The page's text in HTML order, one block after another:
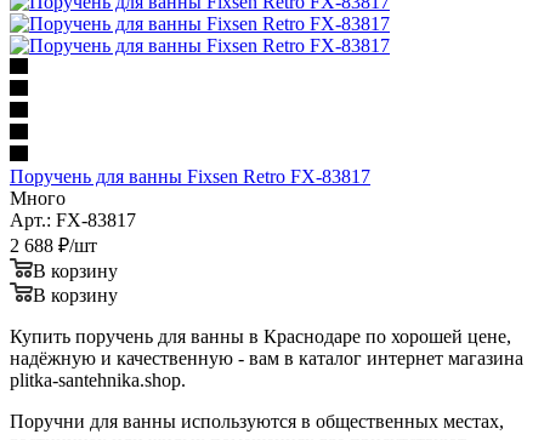
Поручень для ванны Fixsen Retro FX-83817
Много
Арт.: FX-83817
2 688 ₽/шт
В корзину
В корзину
Купить поручень для ванны в Краснодаре по хорошей цене,
надёжную и качественную - вам в каталог интернет магазина
plitka-santehnika.shop.
Поручни для ванны используются в общественных местах,